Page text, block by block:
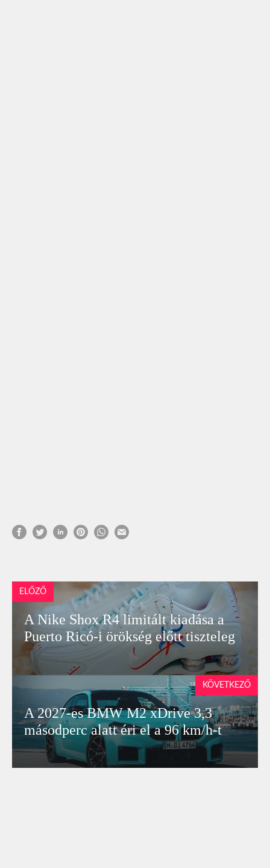
ELŐZŐ
A Nike Shox R4 limitált kiadása a
Puerto Ricó-i örökség előtt tiszteleg
A 2027-es BMW M2 xDrive 3,3
másodperc alatt éri el a 96 km/h-t
KÖVETKEZŐ